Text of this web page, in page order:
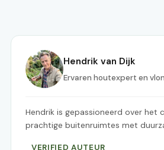
Hendrik van Dijk
Ervaren houtexpert en
Hendrik is gepassioneerd over het
prachtige buitenruimtes met
VERIFIED AUTEUR